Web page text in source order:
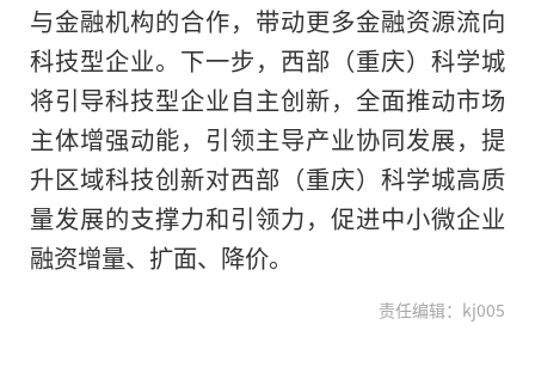
与金融机构的合作，带动更多金融资源流向
科技型企业。下一步，西部（重庆）科学城
将引导科技型企业自主创新，全面推动市场
主体增强动能，引领主导产业协同发展，提
升区域科技创新对西部（重庆）科学城高质
量发展的支撑力和引领力，促进中小微企业
融资增量、扩面、降价。
责任编辑：kj005